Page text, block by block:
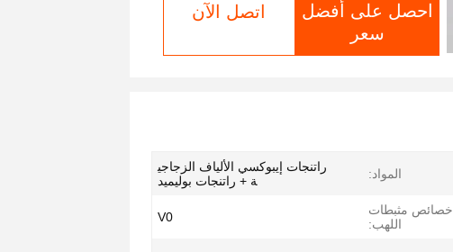
احصل على أفضل
سعر
اتصل الآن
المواد:
راتنجات إيبوكسي الألياف الزجاجي
ة + راتنجات بوليميد
خصائص مثبطات
اللهب:
V0